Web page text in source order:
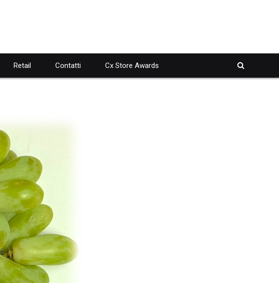
Retail Contatti Cx Store Awards